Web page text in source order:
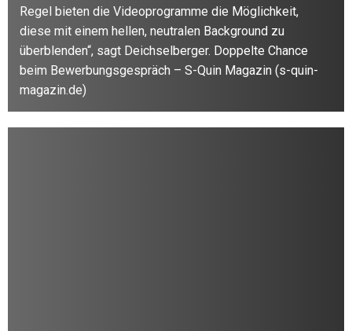
Regel bieten die Videoprogramme die Möglichkeit,
diese mit einem hellen, neutralen Background zu
überblenden“, sagt Deichselberger. Doppelte Chance
beim Bewerbungsgespräch – S-Quin Magazin (s-quin-
magazin.de)